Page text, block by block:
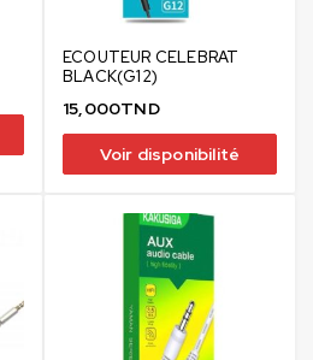
ECOUTEUR CELEBRAT
BLACK(G12)
15,000TND
Voir disponibilité